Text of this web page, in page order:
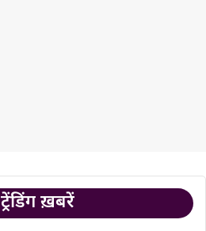
ट्रेंडिंग ख़बरें